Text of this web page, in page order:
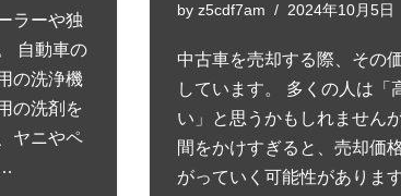
ラーや独
自動車の
の洗浄機
の洗剤を
ヤニやペ
by z5cdf7am 2024年10月5日
中古車を売却する際、その
しています。 多くの人は「
い」と思うかもしれません
間をかけすぎると、売却価
がっていく可能性がありま